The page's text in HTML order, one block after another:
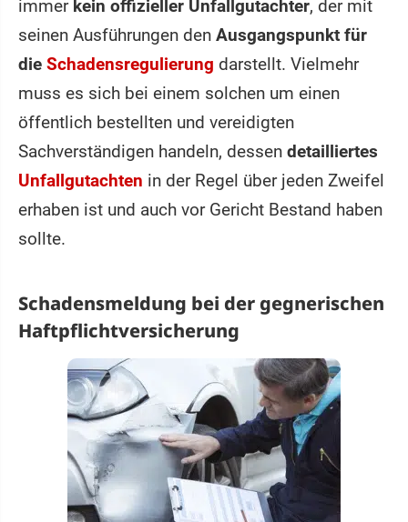
immer kein offizieller Unfallgutachter, der mit
seinen Ausführungen den Ausgangspunkt für
die Schadensregulierung darstellt. Vielmehr
muss es sich bei einem solchen um einen
öffentlich bestellten und vereidigten
Sachverständigen handeln, dessen detailliertes
Unfallgutachten in der Regel über jeden Zweifel
erhaben ist und auch vor Gericht Bestand haben
sollte.
Schadensmeldung bei der gegnerischen
Haftpflichtversicherung